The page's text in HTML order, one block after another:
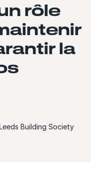
rôle
la
Building Society